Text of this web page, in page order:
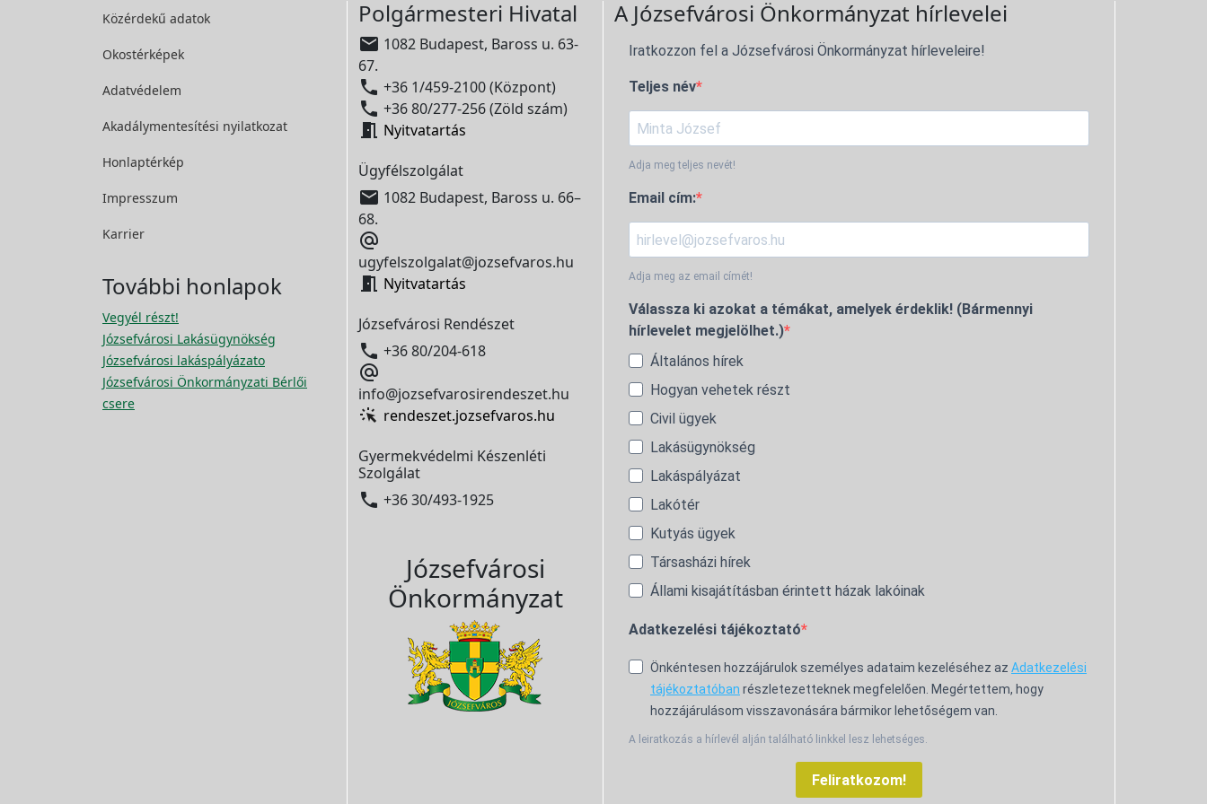
Közérdekű adatok
Okostérképek
Adatvédelem
Akadálymentesítési nyilatkozat
Honlaptérkép
Impresszum
Karrier
További honlapok
Vegyél részt!
Józsefvárosi Lakásügynökség
Józsefvárosi lakáspályázato
Józsefvárosi Önkormányzati Bérlői
csere
Polgármesteri Hivatal
 1082 Budapest, Baross u. 63-
67.
 +36 1/459-2100 (Központ)
 +36 80/277-256 (Zöld szám)
 Nyitvatartás
Ügyfélszolgálat
 1082 Budapest, Baross u. 66–
68.

ugyfelszolgalat@jozsefvaros.hu
 Nyitvatartás
Józsefvárosi Rendészet
 +36 80/204-618

info@jozsefvarosirendeszet.hu
rendeszet.jozsefvaros.hu
Gyermekvédelmi Készenléti
Szolgálat
 +36 30/493-1925
Józsefvárosi
Önkormányzat
A Józsefvárosi Önkormányzat hírlevelei
Iratkozzon fel a Józsefvárosi Önkormányzat hírleveleire!
Teljes név
Adja meg teljes nevét!
Email cím:
Adja meg az email címét!
Válassza ki azokat a témákat, amelyek érdeklik! (Bármennyi
hírlevelet megjelölhet.)
Általános hírek
Hogyan vehetek részt
Civil ügyek
Lakásügynökség
Lakáspályázat
Lakótér
Kutyás ügyek
Társasházi hírek
Állami kisajátításban érintett házak lakóinak
Adatkezelési tájékoztató
Önkéntesen hozzájárulok személyes adataim kezeléséhez az Adatkezelési
tájékoztatóban részletezetteknek megfelelően. Megértettem, hogy
hozzájárulásom visszavonására bármikor lehetőségem van.
A leiratkozás a hírlevél alján található linkkel lesz lehetséges.
Feliratkozom!